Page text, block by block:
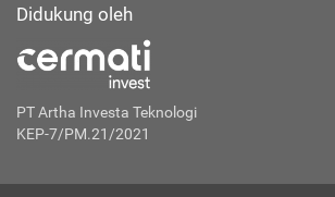
Didukung oleh
PT Artha Investa Teknologi
KEP-7/PM.21/2021